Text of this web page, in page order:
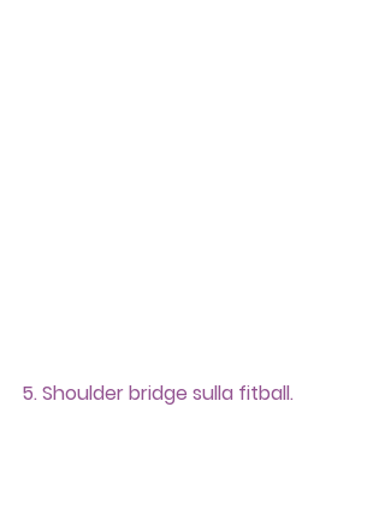
5. Shoulder bridge sulla fitball.